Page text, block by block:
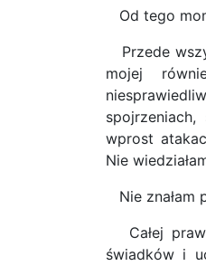
Od tego
Przede
mojej
wprost
Nie
Nie znałam
Całej
świadków i